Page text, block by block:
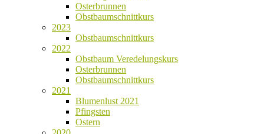
Osterbrunnen
Obstbaumschnittkurs
2023
Obstbaumschnittkurs
2022
Obstbaum Veredelungskurs
Osterbrunnen
Obstbaumschnittkurs
2021
Blumenlust 2021
Pfingsten
Ostern